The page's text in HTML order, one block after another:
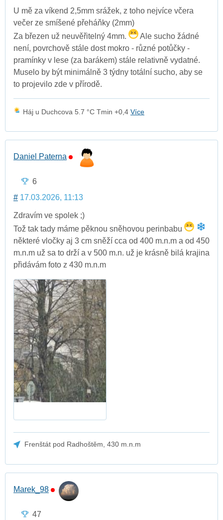
U mě za víkend 2,5mm srážek, z toho nejvíce včera
večer ze smíšené přeháňky (2mm)
Za březen už neuvěřitelný 4mm.
Ale sucho žádné
není, povrchově stále dost mokro - různé potůčky -
pramínky v lese (za barákem) stále relativně vydatné.
Muselo by být minimálně 3 týdny totální sucho, aby se
to projevilo zde v přírodě.
Háj u Duchcova 5.7 °C Tmin +0,4 Více
Daniel Paterna
6
# 17.03.2026, 11:13
Zdravím ve spolek ;)
Tož tak tady máme pěknou sněhovou perinbabu
některé vločky aj 3 cm sněží cca od 400 m.n.m a od 450
m.n.m už sa to drží a v 500 m.n. už je krásně bilá krajina
přidávám foto z 430 m.n.m
Frenštát pod Radhoštěm, 430 m.n.m
Marek_98
47